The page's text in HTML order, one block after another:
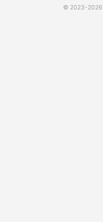
© 2023-2026